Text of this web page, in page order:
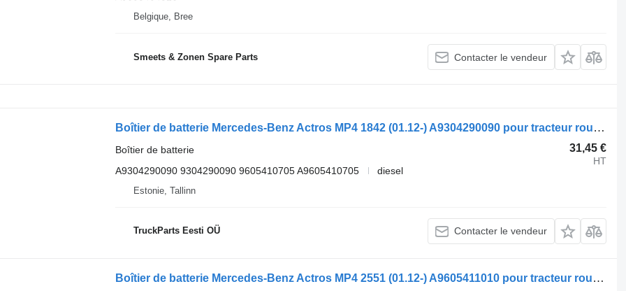
Belgique, Bree
Smeets & Zonen Spare Parts Contacter le vendeur
Boîtier de batterie Mercedes-Benz Actros MP4 1842 (01.12-) A9304290090 pour tracteur routier Mercedes-Benz Actros MP4 Antos Arocs (2012-)
31,45 €
HT
Boîtier de batterie
A9304290090 9304290090 9605410705 A9605410705
diesel
Estonie, Tallinn
TruckParts Eesti OÜ Contacter le vendeur
Boîtier de batterie Mercedes-Benz Actros MP4 2551 (01.12-) A9605411010 pour tracteur routier Mercedes-Benz Actros MP4 Antos Arocs (2012-)